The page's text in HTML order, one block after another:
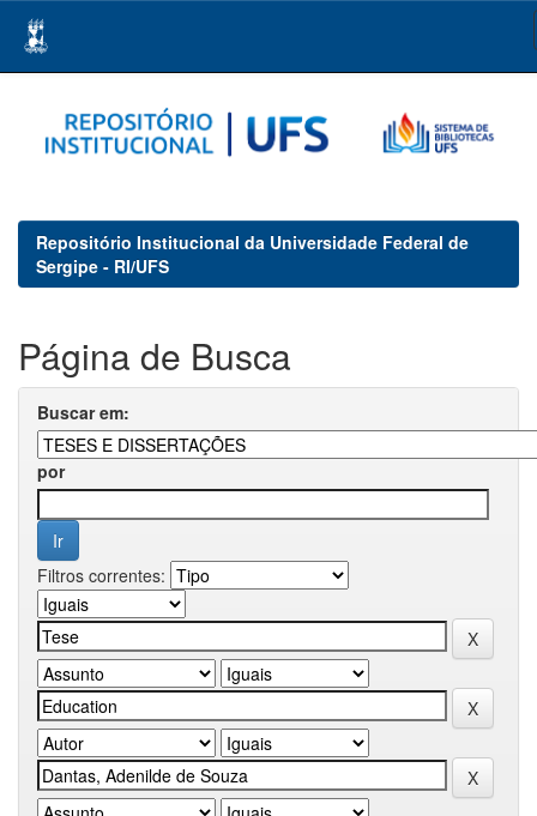
navigation
Repositório Institucional da Universidade Federal de
Sergipe - RI/UFS
Página de Busca
Buscar em:
por
Filtros correntes: